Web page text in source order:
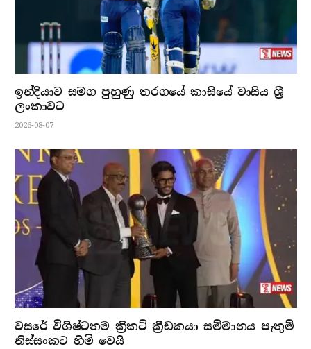
ඉන්දියාව සමග පුහුණු තරගයේ කාසියේ වාසිය ශ්‍රී
ලංකාවට
2026-08-07
වසරේ විශිෂ්ටතම ක්‍රිකට් ක්‍රීඩකයා සම්මානය පැතුම්
නිස්සංකට හිමි වෙයි